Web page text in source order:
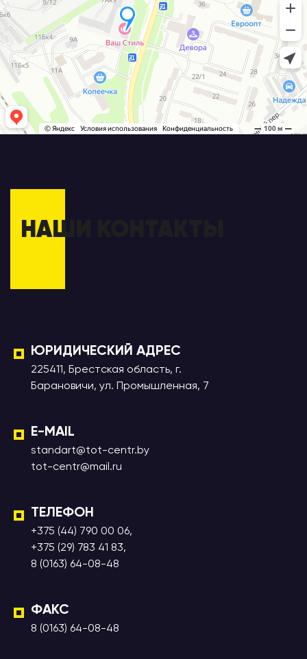
НАШИ КОНТАКТЫ
ЮРИДИЧЕСКИЙ АДРЕС
225411, Брестская область, г.
Барановичи, ул. Промышленная, 7
E-MAIL
standart@tot-centr.by
tot-centr@mail.ru
ТЕЛЕФОН
+375 (44) 790 00 06,
+375 (29) 783 41 83,
8 (0163) 64-08-48
ФАКС
8 (0163) 64-08-48